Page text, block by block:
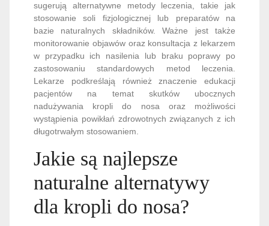
sugerują alternatywne metody leczenia, takie jak
stosowanie soli fizjologicznej lub preparatów na
bazie naturalnych składników. Ważne jest także
monitorowanie objawów oraz konsultacja z lekarzem
w przypadku ich nasilenia lub braku poprawy po
zastosowaniu standardowych metod leczenia.
Lekarze podkreślają również znaczenie edukacji
pacjentów na temat skutków ubocznych
nadużywania kropli do nosa oraz możliwości
wystąpienia powikłań zdrowotnych związanych z ich
długotrwałym stosowaniem.
Jakie są najlepsze
naturalne alternatywy
dla kropli do nosa?